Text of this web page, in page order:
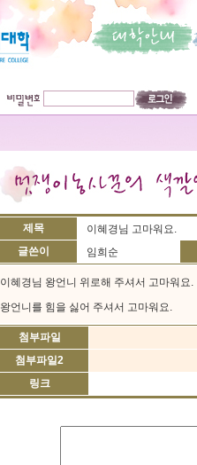
제목
이혜경님 고마워요.
글쓴이
임희순
이혜경님 왕언니 위로해 주셔서 고마워요.
왕언니를 힘을 싫어 주셔서 고마워요.
첨부파일
첨부파일2
링크